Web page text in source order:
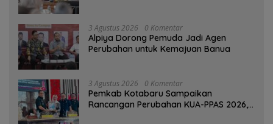
3 Agustus 2026 0 Komentar
‎Alpiya Dorong Pemuda Jadi Agen
Perubahan untuk Kemajuan Banua ‎
3 Agustus 2026 0 Komentar
Pemkab Kotabaru Sampaikan
Rancangan Perubahan KUA-PPAS 2026,